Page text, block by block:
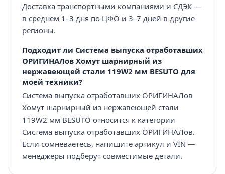
Доставка транспортными компаниями и СДЭК —
в среднем 1–3 дня по ЦФО и 3–7 дней в другие
регионы.
Подходит ли Система выпуска отработавших
ОРИГИНАЛов Хомут шарнирный из
нержавеющей стали 119W2 мм BESUTO для
моей техники?
Система выпуска отработавших ОРИГИНАЛов
Хомут шарнирный из нержавеющей стали
119W2 мм BESUTO относится к категории
Система выпуска отработавших ОРИГИНАЛов.
Если сомневаетесь, напишите артикул и VIN —
менеджеры подберут совместимые детали.